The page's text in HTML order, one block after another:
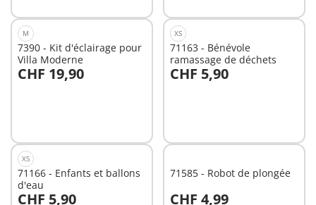
M
7390 - Kit d'éclairage pour
Villa Moderne
CHF 19,90
Au panier
XS
71163 - Bénévole
ramassage de déchets
CHF 5,90
XS
71166 - Enfants et ballons
d'eau
CHF 5,90
71585 - Robot de plongée
CHF 4,99